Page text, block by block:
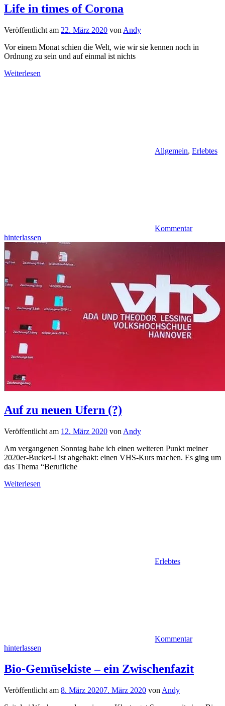
Life in times of Corona
Veröffentlicht am 22. März 2020 von Andy
Vor einem Monat schien die Welt, wie wir sie kennen noch in
Ordnung zu sein und auf einmal ist nichts
Weiterlesen
Allgemein, Erlebtes
Kommentar
hinterlassen
Auf zu neuen Ufern (?)
Veröffentlicht am 12. März 2020 von Andy
Am vergangenen Sonntag habe ich einen weiteren Punkt meiner
2020er-Bucket-List abgehakt: einen VHS-Kurs machen. Es ging um
das Thema “Berufliche
Weiterlesen
Erlebtes
Kommentar
hinterlassen
Bio-Gemüsekiste – ein Zwischenfazit
Veröffentlicht am 8. März 20207. März 2020 von Andy